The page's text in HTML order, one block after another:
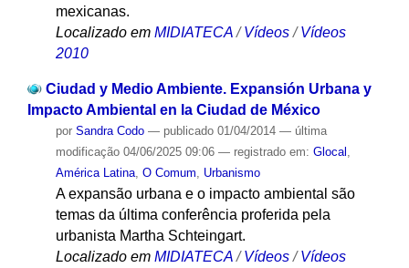
mexicanas.
Localizado em MIDIATECA /Vídeos /Vídeos
2010
Ciudad y Medio Ambiente. Expansión Urbana y
Impacto Ambiental en la Ciudad de México
por Sandra Codo — publicado01/04/2014 — última
modificação04/06/2025 09:06 — registrado em: Glocal
América Latina, O Comum Urbanismo
A expansão urbana e o impacto ambiental são
temas da última conferência proferida pela
urbanista Martha Schteingart.
Localizado em MIDIATECA /Vídeos /Vídeos